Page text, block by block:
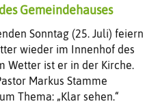
Gemeindehauses
Sonntag (25. Juli) feiern
wieder im Innenhof des
Wetter ist er in der Kirche.
Markus Stamme
Thema: „Klar sehen.“